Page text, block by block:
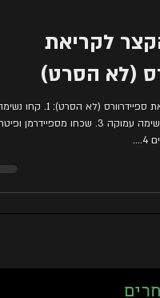
לקריאת
(לא הסרט)
המדריך הקצר לקריאת ספיידרוורס (לא הסרט): 1.